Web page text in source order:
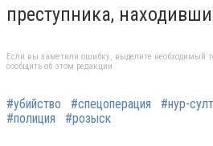
преступника,
Если вы заметили ошибку, выделите необходимый
сообщить об этом редакции
#убийство #спецоперация #нур-
#полиция
#розыск